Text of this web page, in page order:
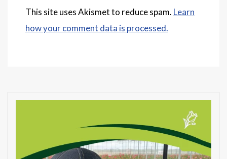
This site uses Akismet to reduce spam. Learn
how your comment data is processed.